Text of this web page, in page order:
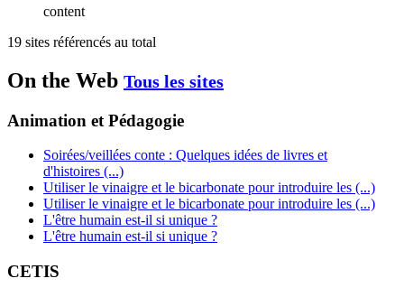
content
19 sites référencés au total
On the Web Tous les sites
Animation et Pédagogie
Soirées/veillées conte : Quelques idées de livres et
d'histoires (...)
Utiliser le vinaigre et le bicarbonate pour introduire les (...)
Utiliser le vinaigre et le bicarbonate pour introduire les (...)
L'être humain est-il si unique ?
L'être humain est-il si unique ?
CETIS